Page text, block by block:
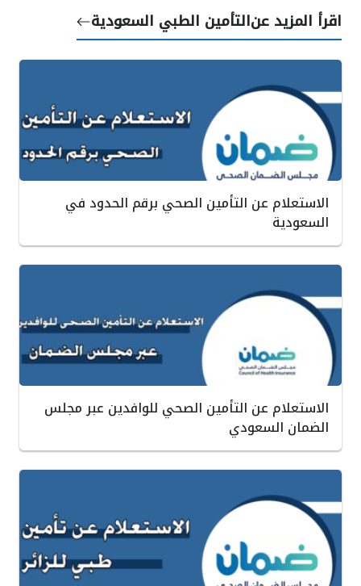
اقرأ المزيد عنالتأمين الطبي السعودية
الاستعلام عن التأمين الصحي برقم الحدود في
السعودية
الاستعلام عن التأمين الصحي للوافدين عبر مجلس
الضمان السعودي